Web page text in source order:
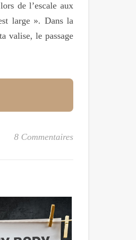
de l’escale aux
large ». Dans la
valise, le passage
8 Commentaires